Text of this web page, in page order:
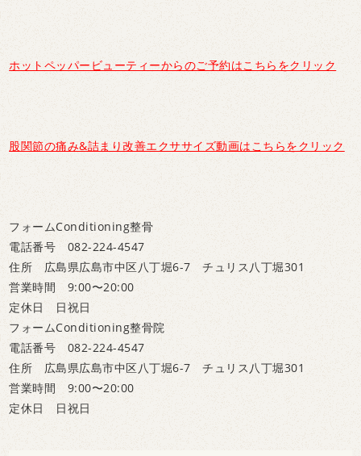
ホットペッパービューティーからのご予約はこちらをクリック
股関節の痛み&詰まり改善エクササイズ動画はこちらをクリック
フォームConditioning整骨
電話番号 082-224-4547
住所 広島県広島市中区八丁堀6-7 チュリス八丁堀301
営業時間 9:00〜20:00
定休日 日祝日
フォームConditioning整骨院
電話番号 082-224-4547
住所 広島県広島市中区八丁堀6-7 チュリス八丁堀301
営業時間 9:00〜20:00
定休日 日祝日